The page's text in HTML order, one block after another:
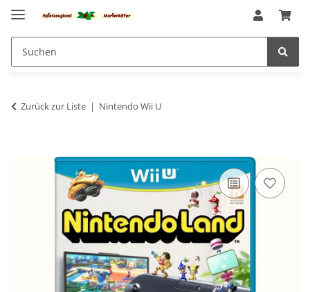
Zurück zur Liste Nintendo Wii U